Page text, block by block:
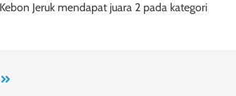
Jeruk mendapat juara 2 pada kategori